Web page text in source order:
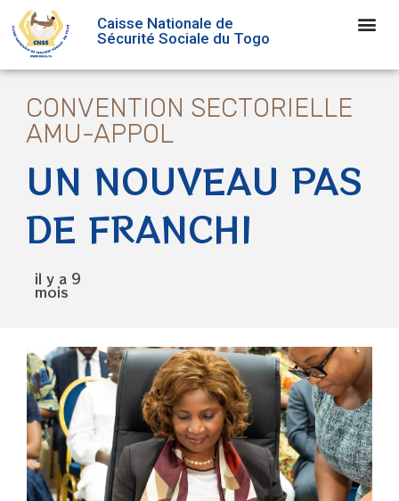
Caisse Nationale de
Sécurité Sociale du Togo
CONVENTION SECTORIELLE
AMU-APPOL
UN NOUVEAU PAS
DE FRANCHI
il y a 9
mois